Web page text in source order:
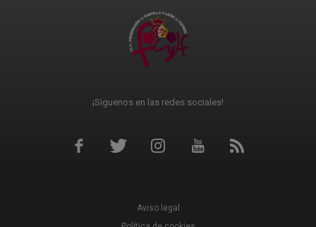
¡Síguenos en las redes sociales!
Aviso legal